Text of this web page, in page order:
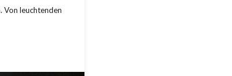
Von leuchtenden